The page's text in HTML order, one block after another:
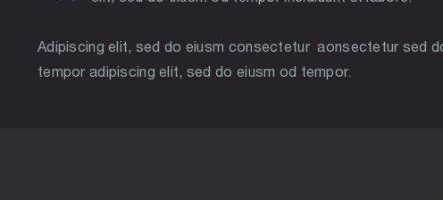
Adipiscing elit, sed do eiusm consectetur aonsectetur sed
tempor adipiscing elit, sed do eiusm od tempor.